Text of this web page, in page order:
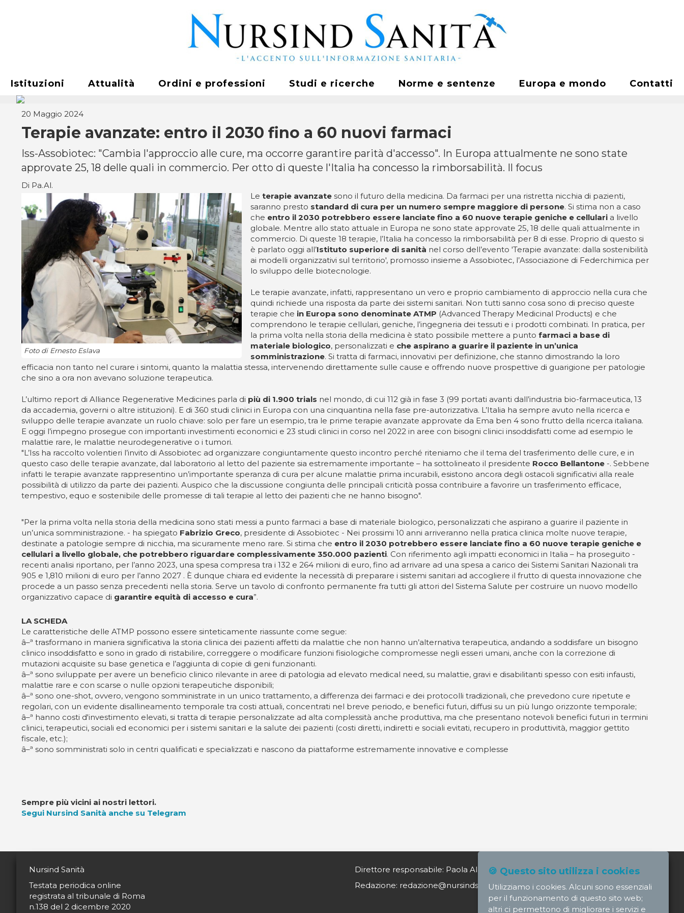
Istituzioni Attualità Ordini e professioni Studi e ricerche Norme e sentenze Europa e mondo Contatti
20 Maggio 2024
Terapie avanzate: entro il 2030 fino a 60 nuovi farmaci
Iss-Assobiotec: "Cambia l'approccio alle cure, ma occorre garantire parità d'accesso". In Europa attualmente ne sono state
approvate 25, 18 delle quali in commercio. Per otto di queste l'Italia ha concesso la rimborsabilità. Il focus
Di Pa.Al.
Foto di Ernesto Eslava
Le terapie avanzate sono il futuro della medicina. Da farmaci per una ristretta nicchia di pazienti,
saranno presto standard di cura per un numero sempre maggiore di persone. Si stima non a caso
che entro il 2030 potrebbero essere lanciate fino a 60 nuove terapie geniche e cellulari a livello
globale. Mentre allo stato attuale in Europa ne sono state approvate 25, 18 delle quali attualmente in
commercio. Di queste 18 terapie, l’Italia ha concesso la rimborsabilità per 8 di esse. Proprio di questo si
è parlato oggi all’Istituto superiore di sanità nel corso dell’evento 'Terapie avanzate: dalla sostenibilità
ai modelli organizzativi sul territorio', promosso insieme a Assobiotec, l’Associazione di Federchimica per
lo sviluppo delle biotecnologie.
Le terapie avanzate, infatti, rappresentano un vero e proprio cambiamento di approccio nella cura che
quindi richiede una risposta da parte dei sistemi sanitari. Non tutti sanno cosa sono di preciso queste
terapie che in Europa sono denominate ATMP (Advanced Therapy Medicinal Products) e che
comprendono le terapie cellulari, geniche, l’ingegneria dei tessuti e i prodotti combinati. In pratica, per
la prima volta nella storia della medicina è stato possibile mettere a punto farmaci a base di
materiale biologico, personalizzati e che aspirano a guarire il paziente in un’unica
somministrazione. Si tratta di farmaci, innovativi per definizione, che stanno dimostrando la loro
efficacia non tanto nel curare i sintomi, quanto la malattia stessa, intervenendo direttamente sulle cause e offrendo nuove prospettive di guarigione per patologie
che sino a ora non avevano soluzione terapeutica.
L’ultimo report di Alliance Regenerative Medicines parla di più di 1.900 trials nel mondo, di cui 112 già in fase 3 (99 portati avanti dall’industria bio-farmaceutica, 13
da accademia, governi o altre istituzioni). E di 360 studi clinici in Europa con una cinquantina nella fase pre-autorizzativa. L’Italia ha sempre avuto nella ricerca e
sviluppo delle terapie avanzate un ruolo chiave: solo per fare un esempio, tra le prime terapie avanzate approvate da Ema ben 4 sono frutto della ricerca italiana.
E oggi l’impegno prosegue con importanti investimenti economici e 23 studi clinici in corso nel 2022 in aree con bisogni clinici insoddisfatti come ad esempio le
malattie rare, le malattie neurodegenerative o i tumori.
"L’Iss ha raccolto volentieri l’invito di Assobiotec ad organizzare congiuntamente questo incontro perché riteniamo che il tema del trasferimento delle cure, e in
questo caso delle terapie avanzate, dal laboratorio al letto del paziente sia estremamente importante – ha sottolineato il presidente Rocco Bellantone -. Sebbene
infatti le terapie avanzate rappresentino un’importante speranza di cura per alcune malattie prima incurabili, esistono ancora degli ostacoli significativi alla reale
possibilità di utilizzo da parte dei pazienti. Auspico che la discussione congiunta delle principali criticità possa contribuire a favorire un trasferimento efficace,
tempestivo, equo e sostenibile delle promesse di tali terapie al letto dei pazienti che ne hanno bisogno".
"Per la prima volta nella storia della medicina sono stati messi a punto farmaci a base di materiale biologico, personalizzati che aspirano a guarire il paziente in
un’unica somministrazione. - ha spiegato Fabrizio Greco, presidente di Assobiotec - Nei prossimi 10 anni arriveranno nella pratica clinica molte nuove terapie,
destinate a patologie sempre di nicchia, ma sicuramente meno rare. Si stima che entro il 2030 potrebbero essere lanciate fino a 60 nuove terapie geniche e
cellulari a livello globale, che potrebbero riguardare complessivamente 350.000 pazienti. Con riferimento agli impatti economici in Italia – ha proseguito -
recenti analisi riportano, per l’anno 2023, una spesa compresa tra i 132 e 264 milioni di euro, fino ad arrivare ad una spesa a carico dei Sistemi Sanitari Nazionali tra
905 e 1,810 milioni di euro per l’anno 2027 . È dunque chiara ed evidente la necessità di preparare i sistemi sanitari ad accogliere il frutto di questa innovazione che
procede a un passo senza precedenti nella storia. Serve un tavolo di confronto permanente fra tutti gli attori del Sistema Salute per costruire un nuovo modello
organizzativo capace di garantire equità di accesso e cura”.
LA SCHEDA
Le caratteristiche delle ATMP possono essere sinteticamente riassunte come segue:
â–ª trasformano in maniera significativa la storia clinica dei pazienti affetti da malattie che non hanno un’alternativa terapeutica, andando a soddisfare un bisogno
clinico insoddisfatto e sono in grado di ristabilire, correggere o modificare funzioni fisiologiche compromesse negli esseri umani, anche con la correzione di
mutazioni acquisite su base genetica e l’aggiunta di copie di geni funzionanti.
â–ª sono sviluppate per avere un beneficio clinico rilevante in aree di patologia ad elevato medical need, su malattie, gravi e disabilitanti spesso con esiti infausti,
malattie rare e con scarse o nulle opzioni terapeutiche disponibili;
â–ª sono one-shot, ovvero, vengono somministrate in un unico trattamento, a differenza dei farmaci e dei protocolli tradizionali, che prevedono cure ripetute e
regolari, con un evidente disallineamento temporale tra costi attuali, concentrati nel breve periodo, e benefici futuri, diffusi su un più lungo orizzonte temporale;
â–ª hanno costi d'investimento elevati, si tratta di terapie personalizzate ad alta complessità anche produttiva, ma che presentano notevoli benefici futuri in termini
clinici, terapeutici, sociali ed economici per i sistemi sanitari e la salute dei pazienti (costi diretti, indiretti e sociali evitati, recupero in produttività, maggior gettito
fiscale, etc.);
â–ª sono somministrati solo in centri qualificati e specializzati e nascono da piattaforme estremamente innovative e complesse
Sempre più vicini ai nostri lettori.
Segui Nursind Sanità anche su Telegram
Nursind Sanità
Testata periodica online
registrata al tribunale di Roma
n.138 del 2 dicembre 2020
Direttore responsabile: Paola Alagia direttore@nursindsanita.it
Redazione: redazione@nursindsanita.it
🍪 Questo sito utilizza i cookies
Utilizziamo i cookies. Alcuni sono essenziali
per il funzionamento di questo sito web;
altri ci permettono di migliorare i servizi e